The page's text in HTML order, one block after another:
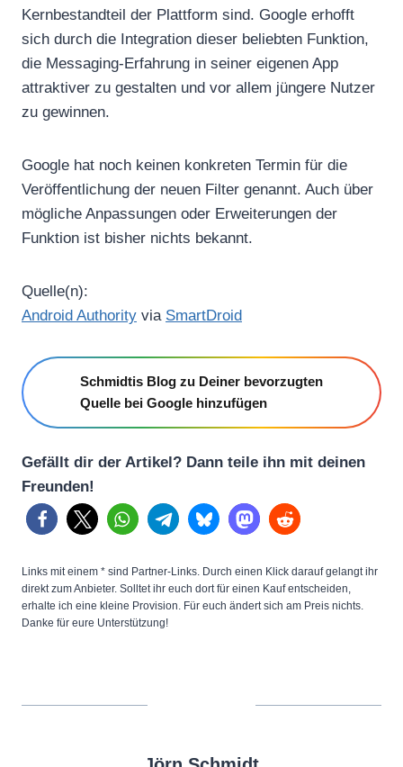
Kernbestandteil der Plattform sind. Google erhofft
sich durch die Integration dieser beliebten Funktion,
die Messaging-Erfahrung in seiner eigenen App
attraktiver zu gestalten und vor allem jüngere Nutzer
zu gewinnen.
Google hat noch keinen konkreten Termin für die
Veröffentlichung der neuen Filter genannt. Auch über
mögliche Anpassungen oder Erweiterungen der
Funktion ist bisher nichts bekannt.
Quelle(n):
Android Authority via SmartDroid
Schmidtis Blog zu Deiner bevorzugten
Quelle bei Google hinzufügen
Gefällt dir der Artikel? Dann teile ihn mit deinen
Freunden!
Links mit einem * sind Partner-Links. Durch einen Klick darauf gelangt ihr
direkt zum Anbieter. Solltet ihr euch dort für einen Kauf entscheiden,
erhalte ich eine kleine Provision. Für euch ändert sich am Preis nichts.
Danke für eure Unterstützung!